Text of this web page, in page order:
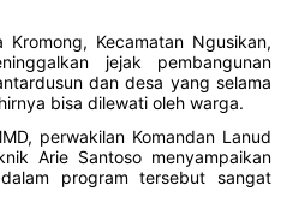
Kecamatan Ngusikan,
jejak pembangunan
dan desa yang selama
bisa dilewati oleh warga.
perwakilan Komandan Lanud
Arie Santoso menyampaikan
program tersebut sangat